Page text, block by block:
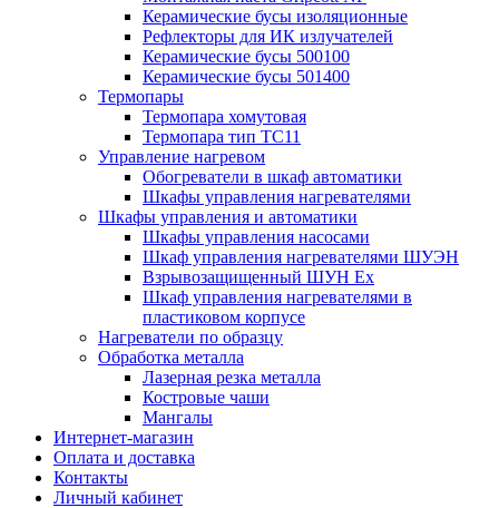
Керамические бусы изоляционные
Рефлекторы для ИК излучателей
Керамические бусы 500100
Керамические бусы 501400
Термопары
Термопара хомутовая
Термопара тип TC11
Управление нагревом
Обогреватели в шкаф автоматики
Шкафы управления нагревателями
Шкафы управления и автоматики
Шкафы управления насосами
Шкаф управления нагревателями ШУЭН
Взрывозащищенный ШУН Ex
Шкаф управления нагревателями в
пластиковом корпусе
Нагреватели по образцу
Обработка металла
Лазерная резка металла
Костровые чаши
Мангалы
Интернет-магазин
Оплата и доставка
Контакты
Личный кабинет